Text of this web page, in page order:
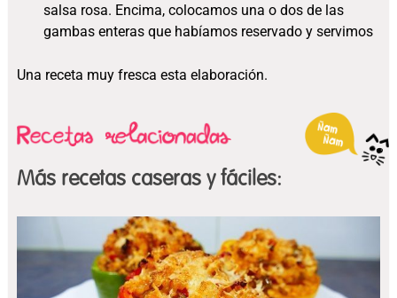
salsa rosa. Encima, colocamos una o dos de las
gambas enteras que habíamos reservado y servimos
Una receta muy fresca esta elaboración.
Más recetas caseras y fáciles: